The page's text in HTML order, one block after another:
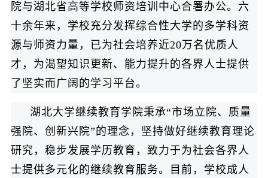
院与湖北省高等学校师资培训中心合署办公。六
十余年来，学校充分发挥综合性大学的多学科资
源与师资力量，已为社会培养近20万名优质人
才，为渴望知识更新、能力提升的各界人士提供
了坚实而广阔的学习平台。
湖北大学继续教育学院秉承“市场立院、质量
强院、创新兴院”的理念，坚持做好继续教育理论
研究，稳步发展学历教育，致力于为社会各界人
士提供多元化的继续教育服务。目前，学校成人